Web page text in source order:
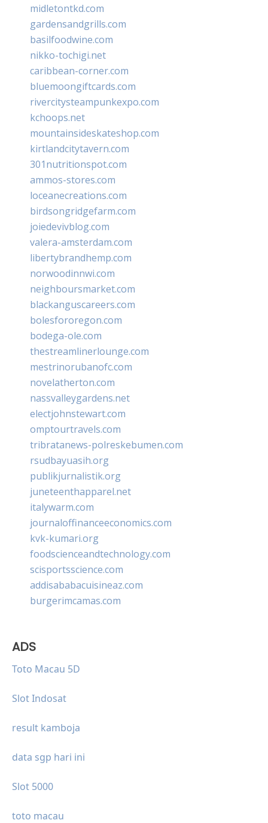
midletontkd.com
gardensandgrills.com
basilfoodwine.com
nikko-tochigi.net
caribbean-corner.com
bluemoongiftcards.com
rivercitysteampunkexpo.com
kchoops.net
mountainsideskateshop.com
kirtlandcitytavern.com
301nutritionspot.com
ammos-stores.com
loceanecreations.com
birdsongridgefarm.com
joiedevivblog.com
valera-amsterdam.com
libertybrandhemp.com
norwoodinnwi.com
neighboursmarket.com
blackanguscareers.com
bolesfororegon.com
bodega-ole.com
thestreamlinerlounge.com
mestrinorubanofc.com
novelatherton.com
nassvalleygardens.net
electjohnstewart.com
omptourtravels.com
tribratanews-polreskebumen.com
rsudbayuasih.org
publikjurnalistik.org
juneteenthapparel.net
italywarm.com
journaloffinanceeconomics.com
kvk-kumari.org
foodscienceandtechnology.com
scisportsscience.com
addisababacuisineaz.com
burgerimcamas.com
ADS
Toto Macau 5D
Slot Indosat
result kamboja
data sgp hari ini
Slot 5000
toto macau